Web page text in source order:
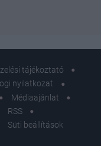
tájékoztató
nyilatkozat
Médiaajánlat
RSS
Süti beállítások